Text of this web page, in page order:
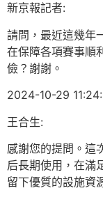
新京報記者:
請問，最近這幾年
在保障各項賽事順
儉？謝謝。
2024-10-29
王合生:
感謝您的提問。這
后長期使用，在滿
留下優質的設施資